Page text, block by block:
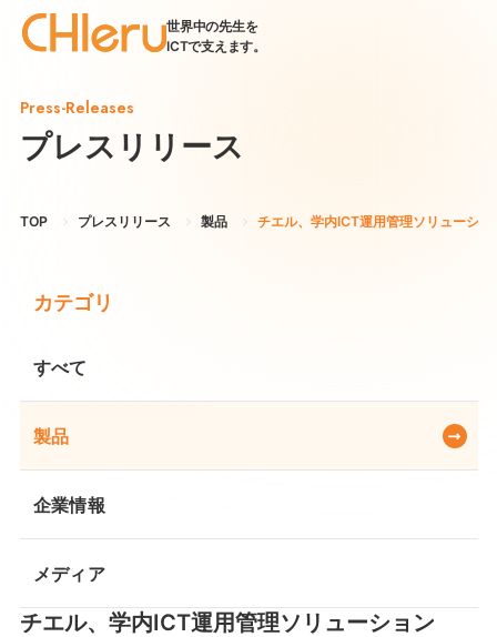
世界中の先生を
ICTで支えます。
Press-Releases
プレスリリース
TOP プレスリリース 製品 チエル、学内ICT運用管理ソリューシ
カテゴリ
すべて
製品
企業情報
メディア
チエル、学内ICT運用管理ソリューション